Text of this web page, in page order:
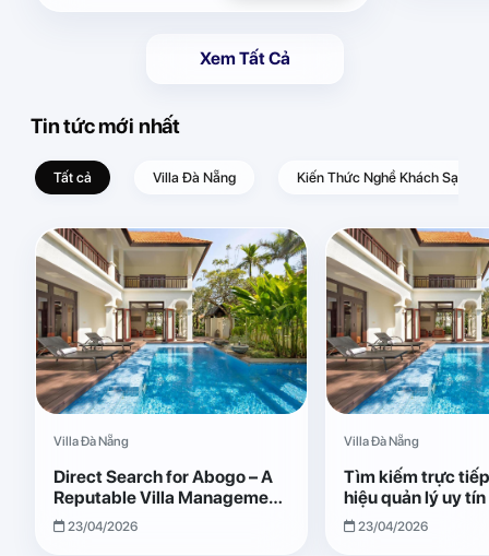
Xem Tất Cả
Tin tức mới nhất
Tất cả Villa Đà Nẵng Kiến Thức Nghề Khách Sạn –
Villa Đà Nẵng
Direct Search for Abogo – A
Reputable Villa Management
Brand with Transparent and
Effective Operations
23/04/2026
Villa Đà Nẵng
Tìm kiếm trực
hiệu quản lý uy
Giải pháp vận
quả, minh bạch
23/04/2026